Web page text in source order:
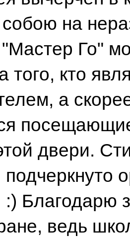
на
Го"
того, кто
а
двери.
подчеркнуто
Благодарю
ведь